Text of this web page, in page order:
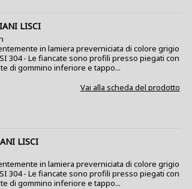
LISCI
in lamiera preverniciata di colore grigio
304 - Le fiancate sono profili presso piegati con
di gommino inferiore e tappo...
Vai alla scheda del prodotto
LISCI
in lamiera preverniciata di colore grigio
304 - Le fiancate sono profili presso piegati con
di gommino inferiore e tappo...